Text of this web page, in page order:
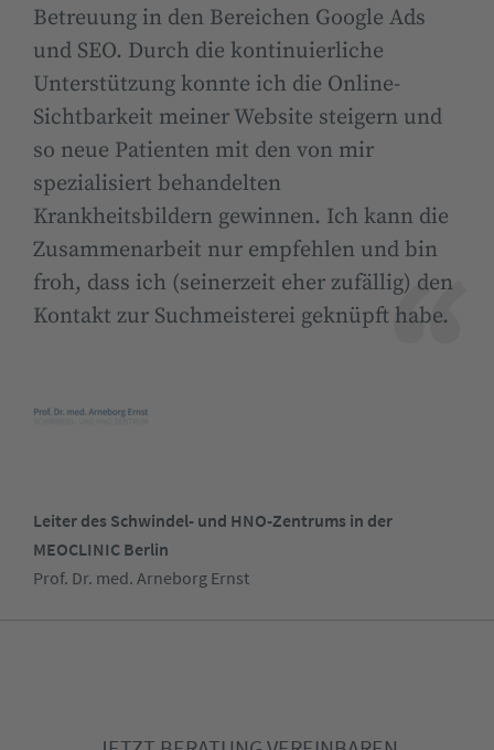
Betreuung in den Bereichen Google Ads
und SEO. Durch die kontinuierliche
Unterstützung konnte ich die Online-
Sichtbarkeit meiner Website steigern und
so neue Patienten mit den von mir
spezialisiert behandelten
Krankheitsbildern gewinnen. Ich kann die
Zusammenarbeit nur empfehlen und bin
froh, dass ich (seinerzeit eher zufällig) den
Kontakt zur Suchmeisterei geknüpft habe.
Leiter des Schwindel- und HNO-Zentrums in der
MEOCLINIC Berlin
Prof. Dr. med. Arneborg Ernst